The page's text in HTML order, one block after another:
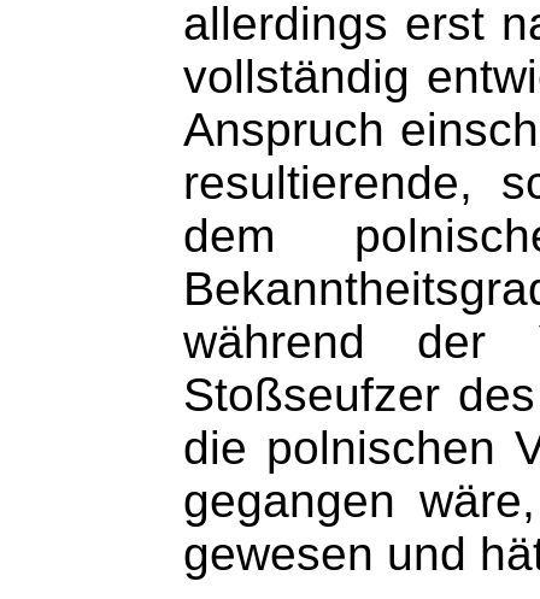
allerdings erst
vollständig
Anspruch
resultierende,
dem
während der
Stoßseufzer
die polnischen
gegangen
gewesen und